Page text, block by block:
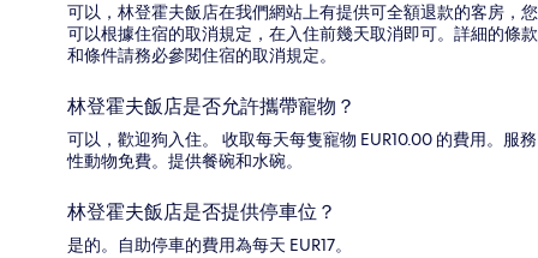
可以，林登霍夫飯店在我們網站上有提供可全額退款的客房，您
可以根據住宿的取消規定，在入住前幾天取消即可。詳細的條款
和條件請務必參閱住宿的取消規定。
林登霍夫飯店是否允許攜帶寵物？
可以，歡迎狗入住。 收取每天每隻寵物 EUR10.00 的費用。服務
性動物免費。提供餐碗和水碗。
林登霍夫飯店是否提供停車位？
是的。自助停車的費用為每天 EUR17。